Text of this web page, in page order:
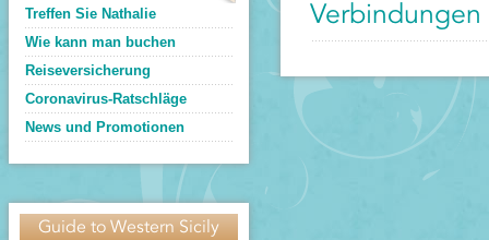
Treffen Sie Nathalie
Wie kann man buchen
Reiseversicherung
Coronavirus-Ratschläge
News und Promotionen
Guide to Western Sicily
Verbindungen